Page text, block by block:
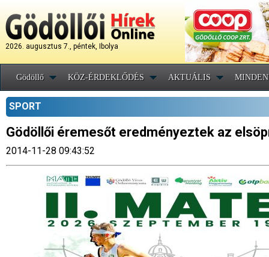
2026. augusztus 7., péntek, Ibolya
Gödöllő KÖZ-ÉRDEKLŐDÉS AKTUÁLIS
SPORT
Gödöllői éremesőt eredményeztek az
2014-11-28 09:43:52